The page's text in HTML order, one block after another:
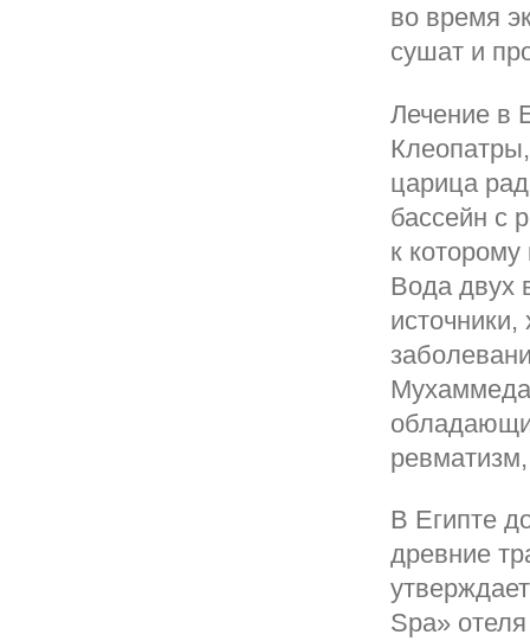
во время
сушат и
Лечение в
царица
бассейн с
к
Вода двух
В Египте
древние
Spa»